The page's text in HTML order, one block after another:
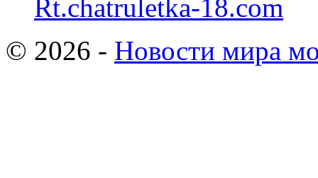
Rt.chatruletka-18.com
© 2026 - Новости мира